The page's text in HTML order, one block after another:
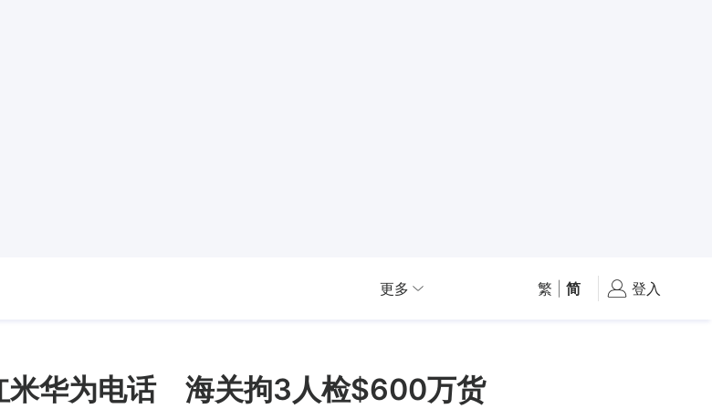
更多 繁 简 登入
米华为电话 海关拘3人检$600万货